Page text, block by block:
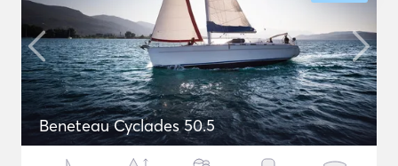
Beneteau Cyclades 50.5